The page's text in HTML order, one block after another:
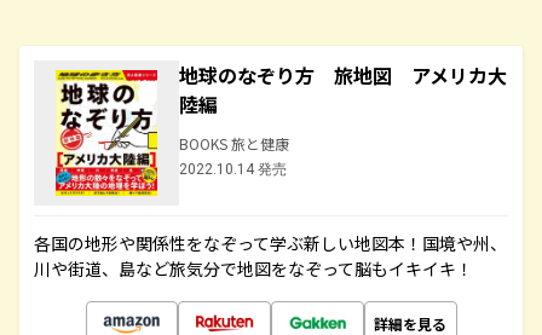
地球のなぞり方 旅地図 アメリカ大
陸編
BOOKS 旅と健康
2022.10.14 発売
各国の地形や関係性をなぞって学ぶ新しい地図本！国境や州、
川や街道、島など旅気分で地図をなぞって脳もイキイキ！
詳細を見る